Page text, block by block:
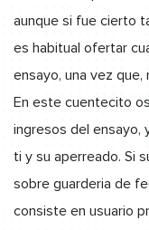
aunque si fue cierto
es habitual ofertar
ensayo, una vez
En este cuentecito
ingresos del ensayo,
ti y su aperreado. Si
sobre guarderia de
consiste en usuario